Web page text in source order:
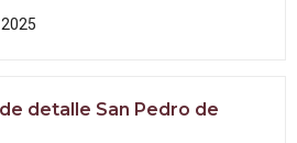
detalle San Pedro de